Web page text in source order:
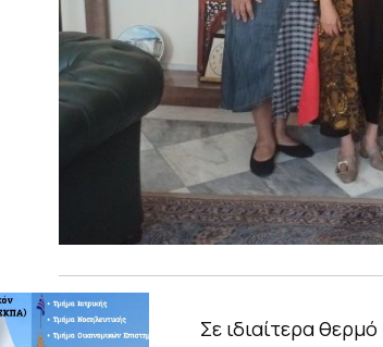
Σε ιδιαίτερα